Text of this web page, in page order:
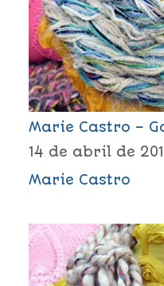
Marie Castro –
14 de abril de
Marie Castro